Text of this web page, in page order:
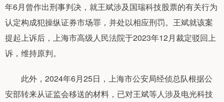
年6月曾作出刑事判决，就王斌涉及国瑞科技股票的有关行为
认定构成犯操纵证券市场罪，并处以相应刑罚。王斌就该案
提起上诉后，上海市高级人民法院于2023年12月裁定驳回上
诉，维持原判。
此外，2024年6月25日，上海市公安局经侦总队根据公
安部转来从证监会移送的材料，已对王斌等人涉及电光科技